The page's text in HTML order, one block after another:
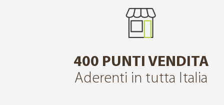
400 PUNTI VENDITA
Aderenti in tutta Italia